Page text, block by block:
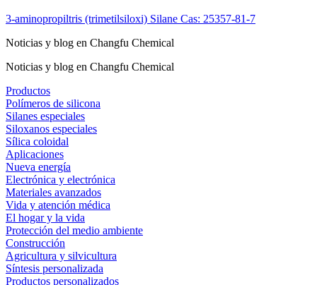
3-aminopropiltris (trimetilsiloxi) Silane Cas: 25357-81-7
Noticias y blog en Changfu Chemical
Noticias y blog en Changfu Chemical
Productos
Polímeros de silicona
Silanes especiales
Siloxanos especiales
Sílica coloidal
Aplicaciones
Nueva energía
Electrónica y electrónica
Materiales avanzados
Vida y atención médica
El hogar y la vida
Protección del medio ambiente
Construcción
Agricultura y silvicultura
Síntesis personalizada
Productos personalizados